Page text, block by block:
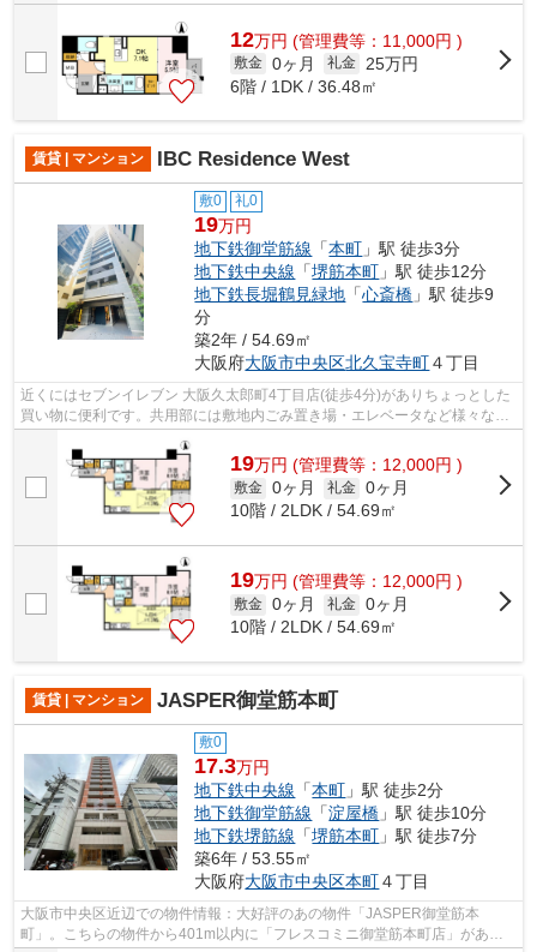
12万円 (管理費等：11,000円 )
敷金 0ヶ月 礼金
25万円
6階 / 1DK / 36.48㎡
賃貸 | マンション IBC Residence West
敷0 礼0
19万円
地下鉄御堂筋線 「本町 」駅 徒歩3分
地下鉄中央線 「堺筋本町 」駅 徒歩12分
地下鉄長堀鶴見緑地 「心斎橋 」駅 徒歩9
分
築2年 / 54.69㎡
大阪府大阪市中央区北久宝寺町４丁目
近くにはセブンイレブン 大阪久太郎町4丁目店(徒歩4分)がありちょっとした
買い物に便利です。共用部には敷地内ごみ置き場・エレベータなど様々な設
備やサービスが揃っているので便利で...
19万円 (管理費等：12,000円 )
敷金 0ヶ月 礼金 0ヶ月
10階 / 2LDK / 54.69㎡
19万円 (管理費等：12,000円 )
敷金 0ヶ月 礼金 0ヶ月
10階 / 2LDK / 54.69㎡
賃貸 | マンション JASPER御堂筋本町
敷0
17.3万円
地下鉄中央線 「本町 」駅 徒歩2分
地下鉄御堂筋線 「淀屋橋 」駅 徒歩10分
地下鉄堺筋線 「堺筋本町 」駅 徒歩7分
築6年 / 53.55㎡
大阪府大阪市中央区本町４丁目
大阪市中央区近辺での物件情報：大好評のあの物件「JASPER御堂筋本
町」。こちらの物件から401m以内に「フレスコミニ御堂筋本町店」があり